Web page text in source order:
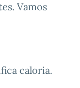
Vamos
caloria.